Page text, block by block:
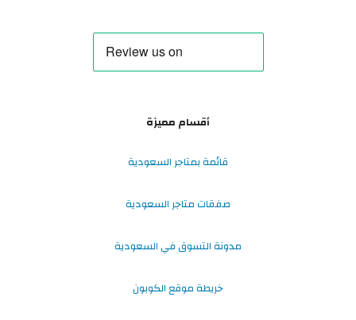
أقسام مميزة
قائمة بمتاجر السعودية
صفقات متاجر السعودية
مدونة التسوق في السعودية
خريطة موقع الكوبون